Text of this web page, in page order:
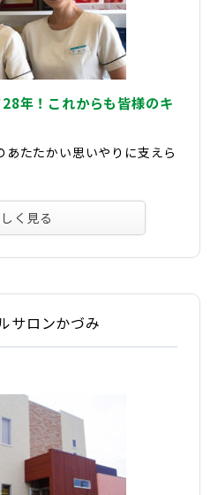
年！これからも皆様のキ
たたかい思いやりに支えら
く見る
サロンかづみ